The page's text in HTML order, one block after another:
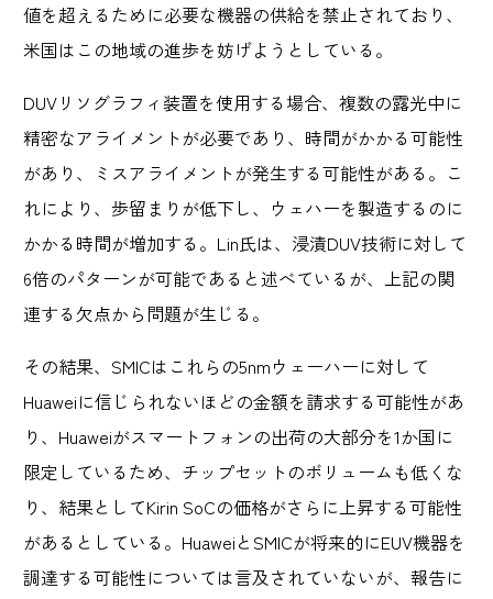
値を超えるために必要な機器の供給を禁止されており、
米国はこの地域の進歩を妨げようとしている。
DUVリソグラフィ装置を使用する場合、複数の露光中に
精密なアライメントが必要であり、時間がかかる可能性
があり、ミスアライメントが発生する可能性がある。こ
れにより、歩留まりが低下し、ウェハーを製造するのに
かかる時間が増加する。Lin氏は、浸漬DUV技術に対して
6倍のパターンが可能であると述べているが、上記の関
連する欠点から問題が生じる。
その結果、SMICはこれらの5nmウェーハーに対して
Huaweiに信じられないほどの金額を請求する可能性があ
り、Huaweiがスマートフォンの出荷の大部分を1か国に
限定しているため、チップセットのボリュームも低くな
り、結果としてKirin SoCの価格がさらに上昇する可能性
があるとしている。HuaweiとSMICが将来的にEUV機器を
調達する可能性については言及されていないが、報告に